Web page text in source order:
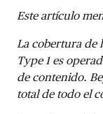
Este artículo
La cobertura de
Type 1 es
de contenido.
total de todo el